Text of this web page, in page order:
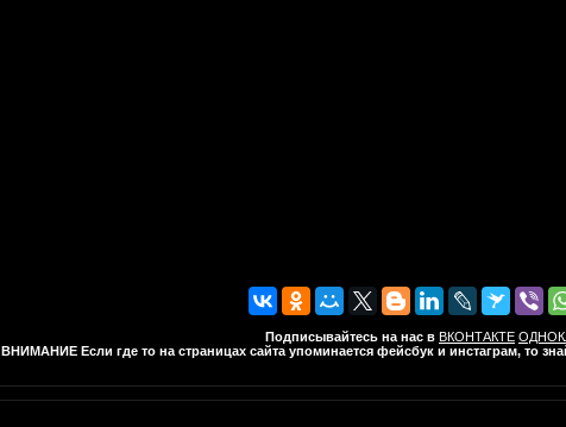
Подписывайтесь на нас в ВКОНТАКТЕ
ВНИМАНИЕ Если где то на страницах сайта упоминается фейсбук и инстаграм, то